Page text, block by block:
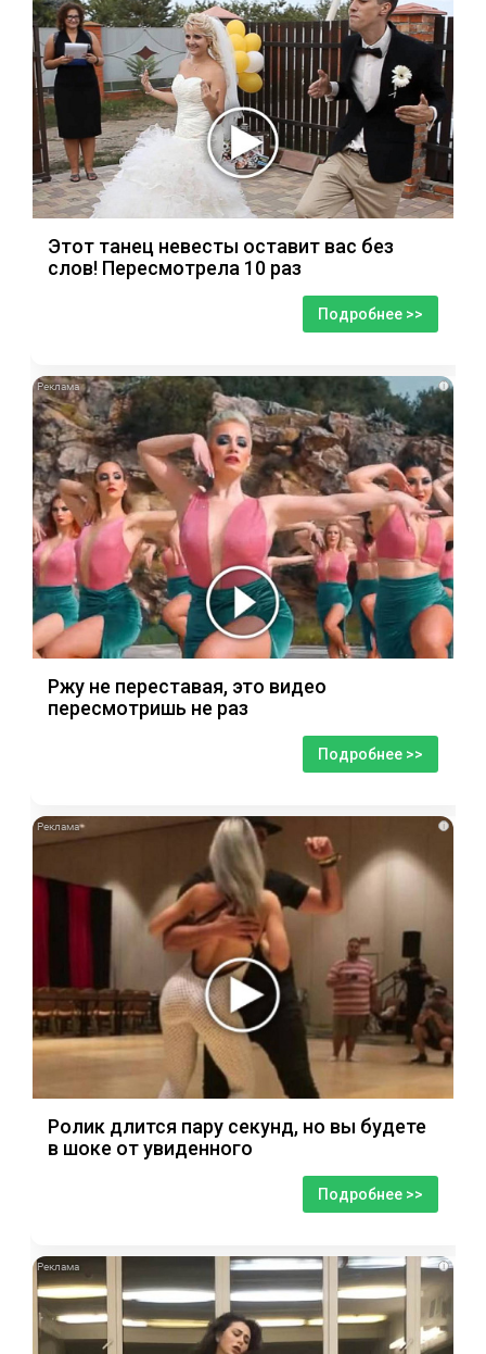
Этот танец невесты оставит вас без
слов! Пересмотрела 10 раз
Подробнее >>
i
Ржу не переставая, это видео
пересмотришь не раз
Подробнее >>
i
Ролик длится пару секунд, но вы будете
в шоке от увиденного
Подробнее >>
i